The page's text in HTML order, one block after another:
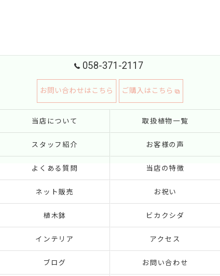
058-371-2117
お問い合わせはこちら ご購入はこちら
当店について 取扱植物一覧
スタッフ紹介 お客様の声
よくある質問 当店の特徴
ネット販売 お祝い
植木鉢 ビカクシダ
インテリア アクセス
ブログ お問い合わせ